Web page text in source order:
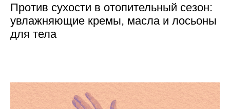
Против сухости в отопительный сезон:
увлажняющие кремы, масла и лосьоны
для тела